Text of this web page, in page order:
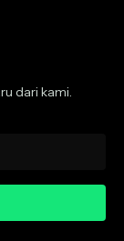
dari kami.